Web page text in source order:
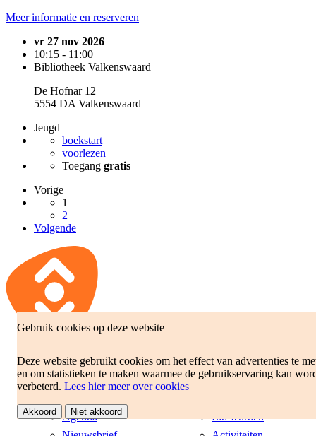
Gebruik cookies op deze website
Deze website gebruikt cookies om het effect van advertenties te
en om statistieken te maken waarmee de gebruikservaring kan
verbeterd. Lees hier meer over cookies
Akkoord Niet akkoord
Meer informatie en reserveren
vr 27 nov 2026
10:15 - 11:00
Bibliotheek Valkenswaard
De Hofnar 12
5554 DA Valkenswaard
Jeugd
boekstart
voorlezen
Toegang gratis
Vorige
1
2
Volgende
Actueel
Agenda
Snel naar...
Lid worden